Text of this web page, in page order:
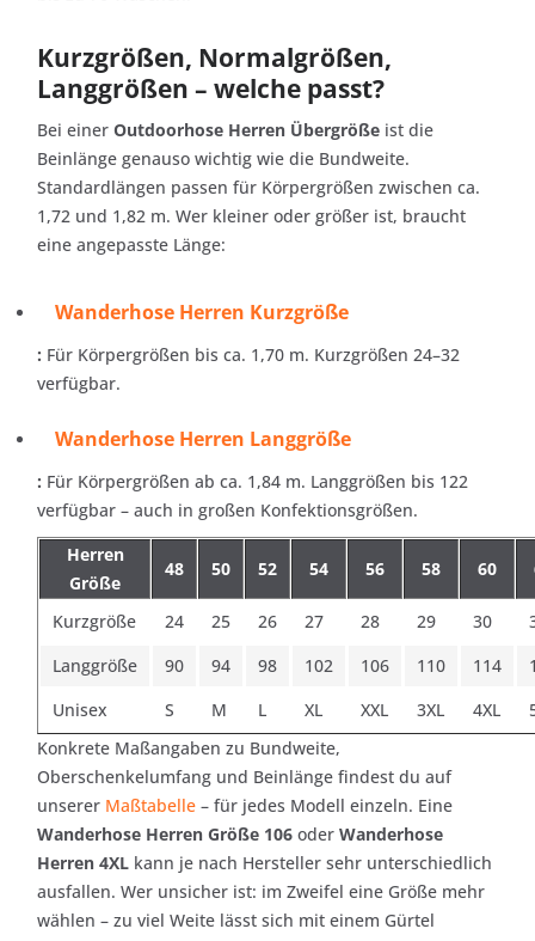
Kurzgrößen, Normalgrößen,
Langgrößen – welche passt?
Bei einer Outdoorhose Herren Übergröße ist die
Beinlänge genauso wichtig wie die Bundweite.
Standardlängen passen für Körpergrößen zwischen ca.
1,72 und 1,82 m. Wer kleiner oder größer ist, braucht
eine angepasste Länge:
Wanderhose Herren Kurzgröße
: Für Körpergrößen bis ca. 1,70 m. Kurzgrößen 24–32
verfügbar.
Wanderhose Herren Langgröße
: Für Körpergrößen ab ca. 1,84 m. Langgrößen bis 122
verfügbar – auch in großen Konfektionsgrößen.
Herren
Größe
48 50 52 54 56 58 60
Kurzgröße 24 25 26 27 28 29 30
Langgröße
90 94 98 102 106 110 114
Unisex
S M L XL XXL 3XL 4XL
Konkrete Maßangaben zu Bundweite,
Oberschenkelumfang und Beinlänge findest du auf
unserer Maßtabelle – für jedes Modell einzeln. Eine
Wanderhose Herren Größe 106 oder Wanderhose
Herren 4XL kann je nach Hersteller sehr unterschiedlich
ausfallen. Wer unsicher ist: im Zweifel eine Größe mehr
wählen – zu viel Weite lässt sich mit einem Gürtel